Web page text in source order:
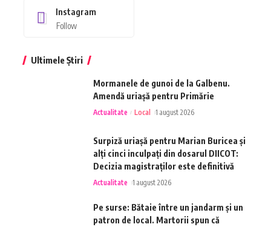
Instagram
Follow
Ultimele Știri
Mormanele de gunoi de la Galbenu.
Amendă uriașă pentru Primărie
Actualitate Local 1 august 2026
Surpiză uriașă pentru Marian Buricea și
alți cinci inculpați din dosarul DIICOT:
Decizia magistraților este definitivă
Actualitate 1 august 2026
Pe surse: Bătaie între un jandarm și un
patron de local. Martorii spun că